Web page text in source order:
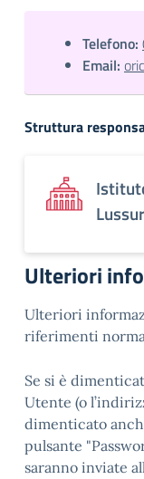
Telefono:
Email:
Struttura
Ulteriori
Ulteriori
riferimenti
Se si è
Utente (o
dimenticato
pulsante
saranno inviate